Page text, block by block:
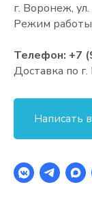
г. Воронеж,
Режим
Телефон: +7
Доставка по
Написать